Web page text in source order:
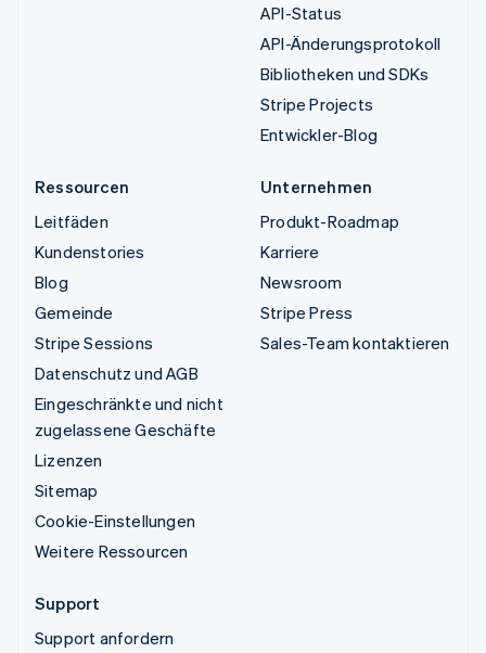
API-Status
API-Änderungsprotokoll
Bibliotheken und SDKs
Stripe Projects
Entwickler-Blog
Ressourcen
Leitfäden
Kundenstories
Blog
Gemeinde
Stripe Sessions
Datenschutz und AGB
Eingeschränkte und nicht
zugelassene Geschäfte
Lizenzen
Sitemap
Cookie-Einstellungen
Weitere Ressourcen
Unternehmen
Produkt-Roadmap
Karriere
Newsroom
Stripe Press
Sales-Team kontaktieren
Support
Support anfordern